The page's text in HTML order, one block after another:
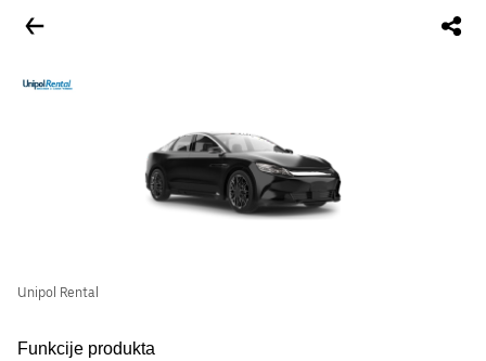
Unipol Rental
Funkcije produkta